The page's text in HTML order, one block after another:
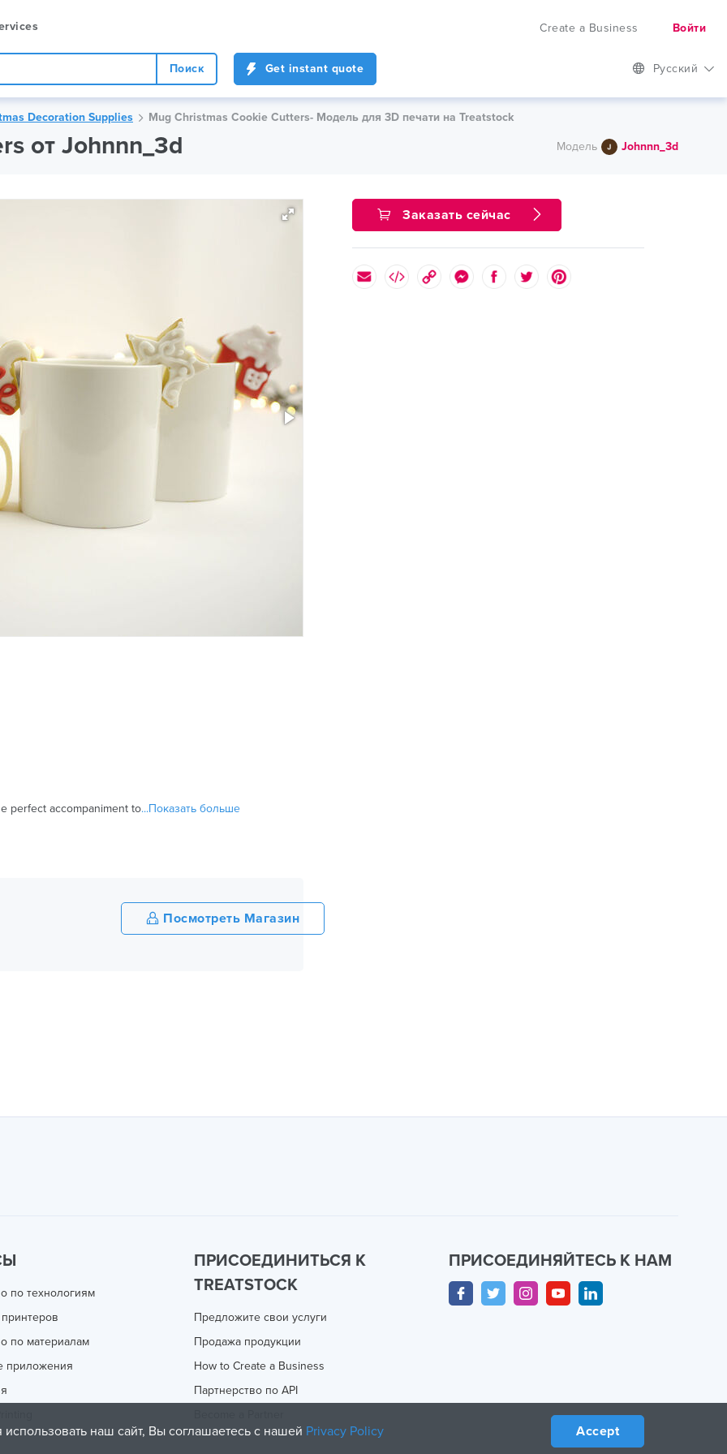
Create a Business Войти
Поиск Get instant quote Русский
Decoration Supplies Mug Christmas Cookie Cutters- Модель для 3D печати на Treatstock
от Johnnn_3d Модель Johnnn_3d
Заказать сейчас
perfect accompaniment to...Показать больше
Посмотреть Магазин
по технологиям
по материалам
приложения
ПРИСОЕДИНИТЬСЯ К
TREATSTOCK
Предложите свои услуги
Продажа продукции
How to Create a Business
Партнерство по API
ПРИСОЕДИНЯЙТЕСЬ К НАМ
наш сайт, Вы соглашаетесь с нашей Privacy Policy Accept